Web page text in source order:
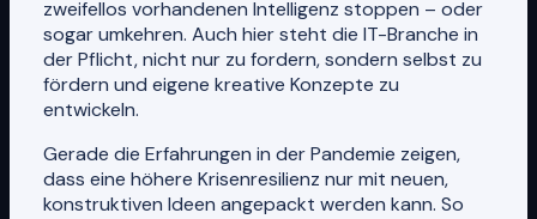
zweifellos vorhandenen Intelligenz stoppen – oder
sogar umkehren. Auch hier steht die IT-Branche in
der Pflicht, nicht nur zu fordern, sondern selbst zu
fördern und eigene kreative Konzepte zu
entwickeln.
Gerade die Erfahrungen in der Pandemie zeigen,
dass eine höhere Krisenresilienz nur mit neuen,
konstruktiven Ideen angepackt werden kann. So